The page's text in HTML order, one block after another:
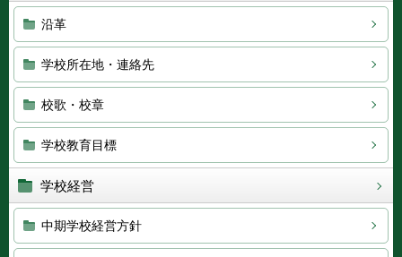
沿革
学校所在地・連絡先
校歌・校章
学校教育目標
学校経営
中期学校経営方針